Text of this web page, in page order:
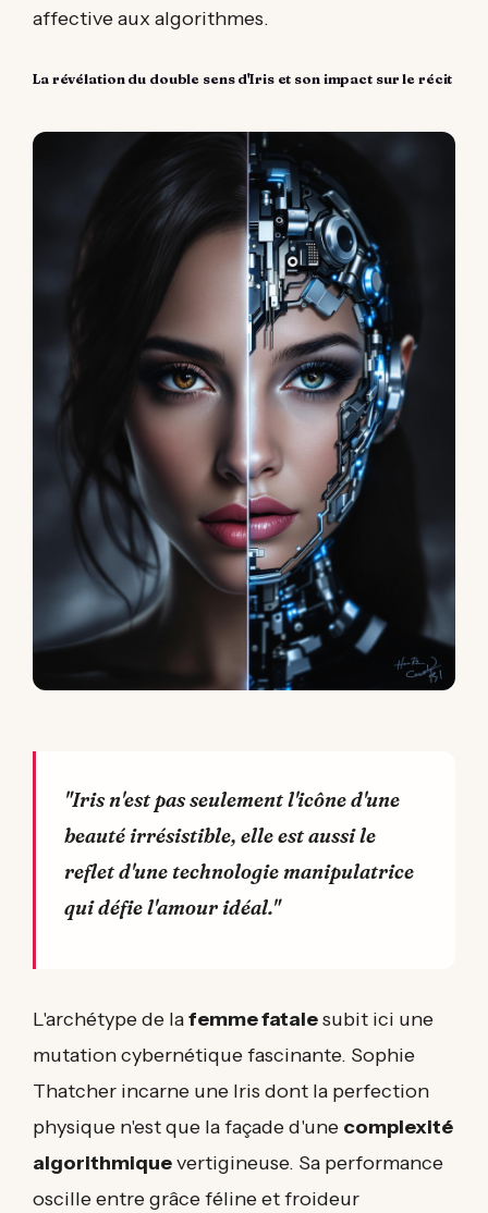
affective aux algorithmes.
La révélation du double sens d'Iris et son impact sur le récit
"Iris n'est pas seulement l'icône d'une
beauté irrésistible, elle est aussi le
reflet d'une technologie manipulatrice
qui défie l'amour idéal."
L'archétype de lafemme fatalesubit ici une
mutation cybernétique fascinante. Sophie
Thatcher incarne une Iris dont la perfection
physique n'est que la façade d'une complexité
algorithmiquevertigineuse. Sa performance
oscille entre grâce féline et froideur